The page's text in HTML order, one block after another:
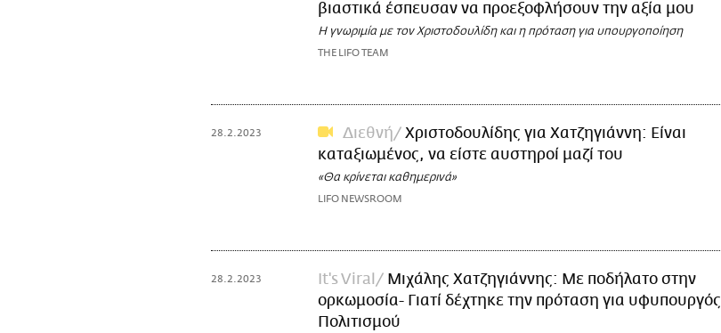
βιαστικά έσπευσαν να προεξοφλήσουν την αξία μου
Η γνωριμία με τον Χριστοδουλίδη και η πρόταση για υπουργοποίηση
THE LIFO TEAM
28.2.2023 Διεθνή
Χριστοδουλίδης για Χατζηγιάννη: Είναι
καταξιωμένος, να είστε αυστηροί μαζί του
«Θα κρίνεται καθημερινά»
LIFO NEWSROOM
28.2.2023 It's Viral
Μιχάλης Χατζηγιάννης: Με ποδήλατο στην
ορκωμοσία- Γιατί δέχτηκε την πρόταση για υφυπουργός
Πολιτισμού